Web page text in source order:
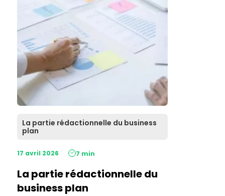
La partie rédactionnelle du business
plan
17 avril 2026 7 min
La partie rédactionnelle du
business plan